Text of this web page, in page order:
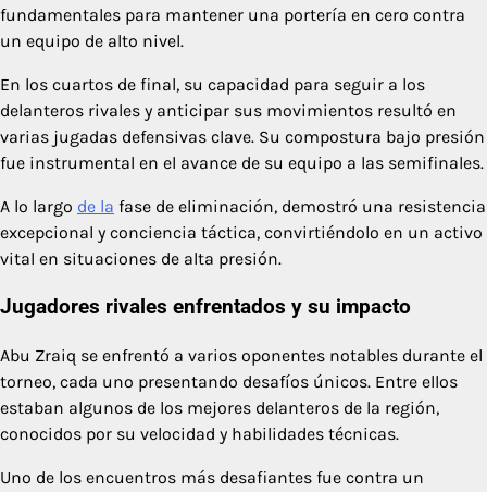
fundamentales para mantener una portería en cero contra
un equipo de alto nivel.
En los cuartos de final, su capacidad para seguir a los
delanteros rivales y anticipar sus movimientos resultó en
varias jugadas defensivas clave. Su compostura bajo presión
fue instrumental en el avance de su equipo a las semifinales.
A lo largo de la fase de eliminación, demostró una resistencia
excepcional y conciencia táctica, convirtiéndolo en un activo
vital en situaciones de alta presión.
Jugadores rivales enfrentados y su impacto
Abu Zraiq se enfrentó a varios oponentes notables durante el
torneo, cada uno presentando desafíos únicos. Entre ellos
estaban algunos de los mejores delanteros de la región,
conocidos por su velocidad y habilidades técnicas.
Uno de los encuentros más desafiantes fue contra un